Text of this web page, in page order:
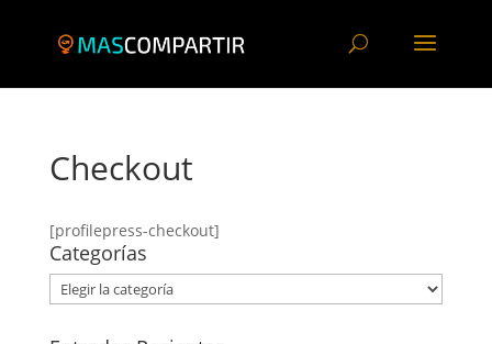
Checkout
[profilepress-checkout]
Categorías
Categorías